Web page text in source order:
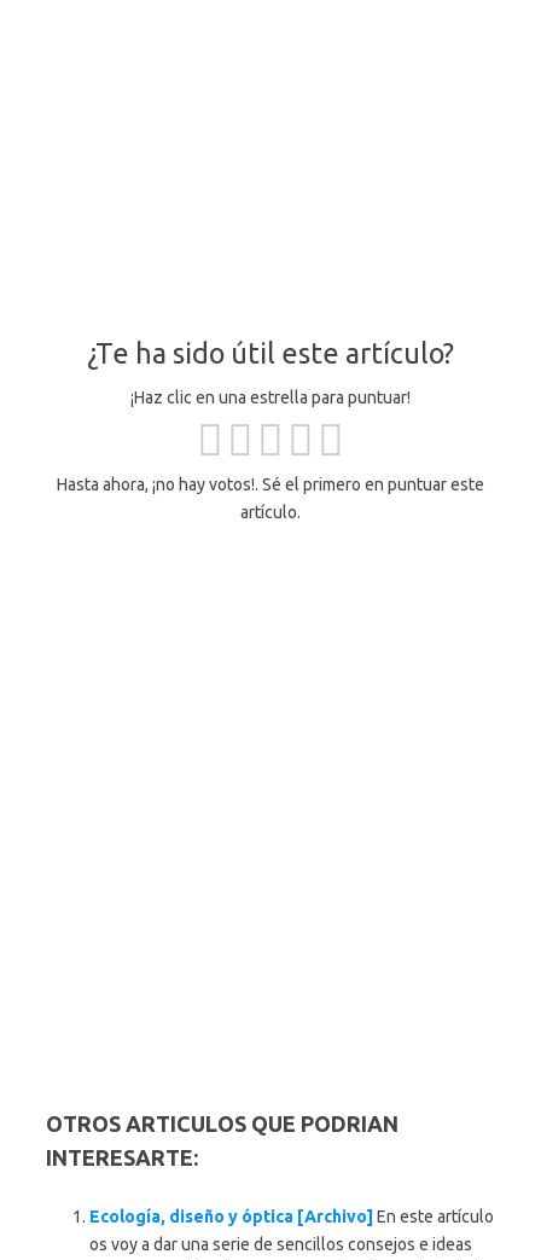
¿Te ha sido útil este artículo?
¡Haz clic en una estrella para puntuar!
Hasta ahora, ¡no hay votos!. Sé el primero en puntuar este
artículo.
OTROS ARTICULOS QUE PODRIAN
INTERESARTE:
Ecología, diseño y óptica [Archivo]En este artículo
os voy a dar una serie de sencillos consejos e ideas